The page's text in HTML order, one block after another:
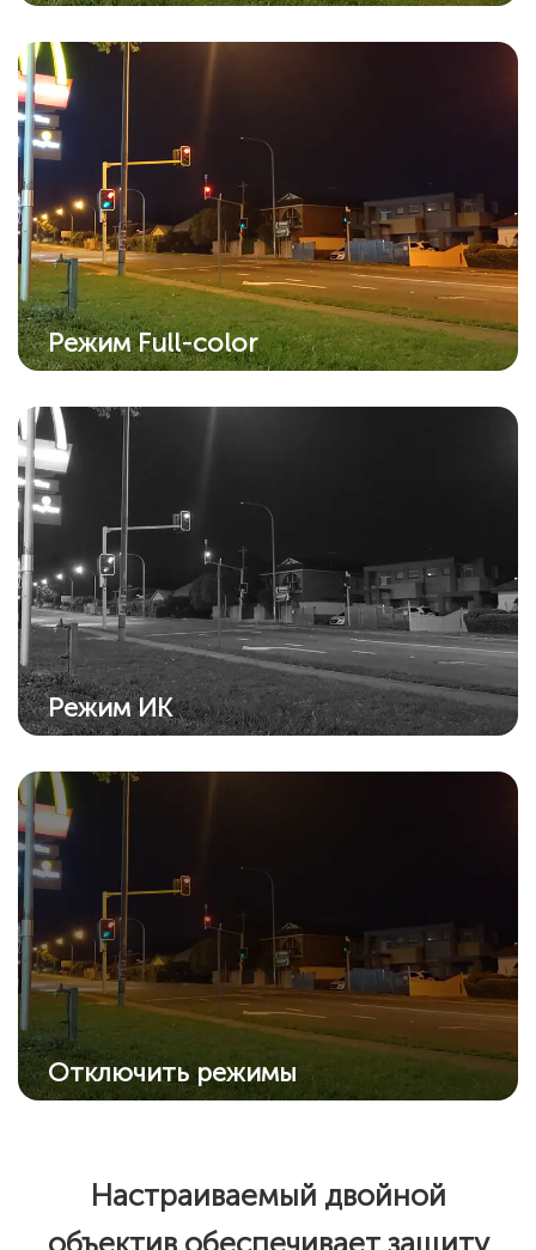
Камера автоматически перейдет в цветной
режим из режима ИК, когда обнаружит
подозрительный объект.
Режим Full-color
Благодаря встроенному прожектору
ночное видение теперь работает в
полноцветном режиме.
Режим ИК
Усовершенствованный ИК-алгоритм
обеспечивает четкие черно-белые снимки
даже в темноте.
Отключить режимы
Отключите все режимы ночного видения,
Настраиваемый двойной